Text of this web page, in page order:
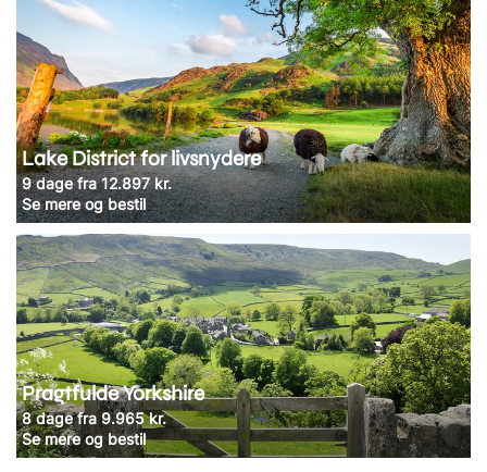
Lake District for livsnydere
9 dage fra 12.897 kr.
Se mere og bestil
Pragtfulde Yorkshire
8 dage fra 9.965 kr.
Se mere og bestil